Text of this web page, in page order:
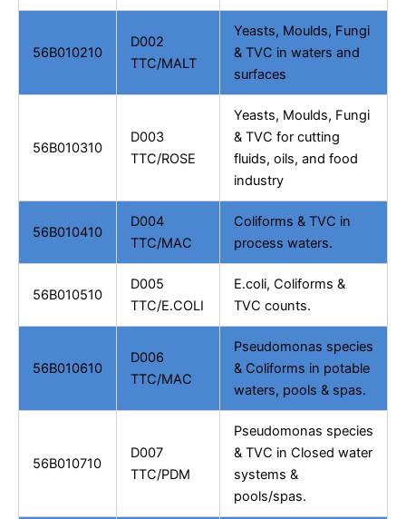
56B010210
D002
TTC/MALT
Yeasts, Moulds, Fungi
& TVC in waters and
surfaces
56B010310
D003
TTC/ROSE
Yeasts, Moulds, Fungi
& TVC for cutting
fluids, oils, and food
industry
56B010410
D004
TTC/MAC
Coliforms & TVC in
process waters.
56B010510
D005
TTC/E.COLI
E.coli, Coliforms &
TVC counts.
56B010610
D006
TTC/MAC
Pseudomonas species
& Coliforms in potable
waters, pools & spas.
56B010710
D007
TTC/PDM
Pseudomonas species
& TVC in Closed water
systems &
pools/spas.